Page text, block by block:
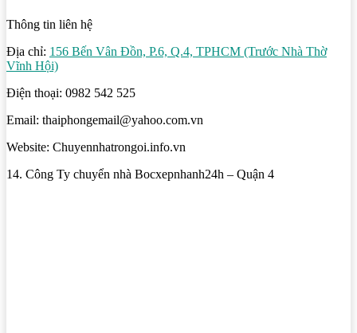
Thông tin liên hệ
Địa chỉ: 156 Bến Vân Đồn, P.6, Q.4, TPHCM (Trước Nhà Thờ
Vĩnh Hội)
Điện thoại: 0982 542 525
Email: thaiphongemail@yahoo.com.vn
Website: Chuyennhatrongoi.info.vn
14. Công Ty chuyển nhà Bocxepnhanh24h – Quận 4